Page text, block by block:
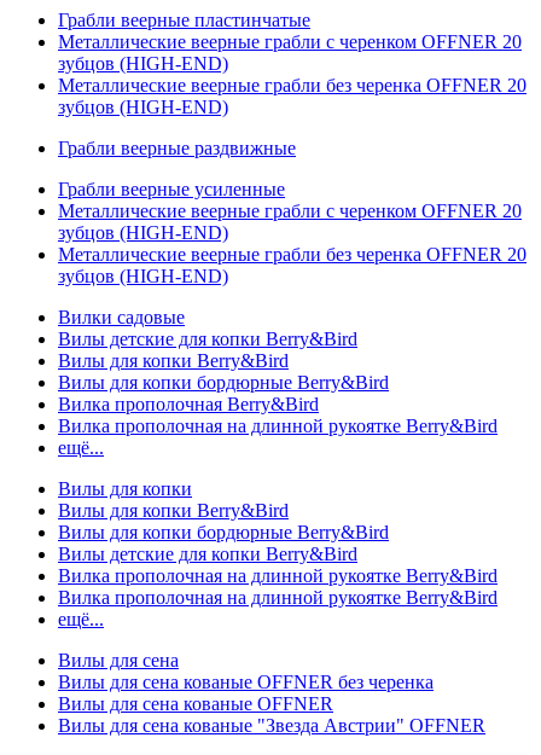
Грабли веерные пластинчатые
Металлические веерные грабли с черенком OFFNER 20
зубцов (HIGH-END)
Металлические веерные грабли без черенка OFFNER 20
зубцов (HIGH-END)
Грабли веерные раздвижные
Грабли веерные усиленные
Металлические веерные грабли с черенком OFFNER 20
зубцов (HIGH-END)
Металлические веерные грабли без черенка OFFNER 20
зубцов (HIGH-END)
Вилки садовые
Вилы детские для копки Berry&Bird
Вилы для копки Berry&Bird
Вилы для копки бордюрные Berry&Bird
Вилка прополочная Berry&Bird
Вилка прополочная на длинной рукоятке Berry&Bird
ещё...
Вилы для копки
Вилы для копки Berry&Bird
Вилы для копки бордюрные Berry&Bird
Вилы детские для копки Berry&Bird
Вилка прополочная на длинной рукоятке Berry&Bird
Вилка прополочная на длинной рукоятке Berry&Bird
ещё...
Вилы для сена
Вилы для сена кованые OFFNER без черенка
Вилы для сена кованые OFFNER
Вилы для сена кованые "Звезда Австрии" OFFNER